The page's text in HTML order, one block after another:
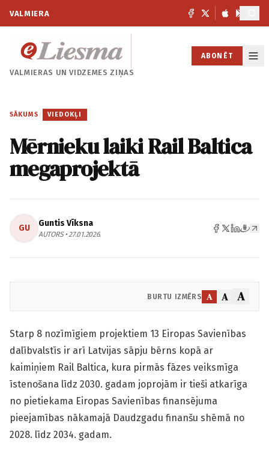
VALMIERA
VALMIERAS UNVIDZEMES ZIŅAS
ABONĒT
SĀKUMS / VIEDOKĻI
Mērnieku laiki Rail Baltica
megaprojektā
GU Guntis Vīksna
AUTORS • 27.01.2026.
BURTU IZMĒRS A A A
Starp 8 nozīmīgiem projektiem 13 Eiropas Savienības
dalībvalstīs ir arī Latvijas sāpju bērns kopā ar
kaimiņiem Rail Baltica, kura pirmās fāzes veiksmīga
īstenošana līdz 2030. gadam joprojām ir tieši atkarīga
no pietiekama Eiropas Savienības finansējuma
pieejamības nākamajā Daudzgadu finanšu shēmā no
2028. līdz 2034. gadam.